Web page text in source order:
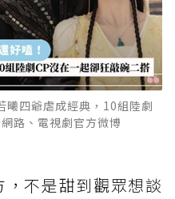
曦四爺虐成經典，10組陸劇
路、電視劇官方微博
，不是甜到觀眾想談